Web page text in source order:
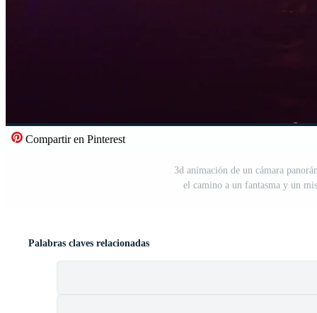
Compartir en Pinterest
3d animación de un cámara
el camino a un fantasma y un
Palabras claves relacionadas